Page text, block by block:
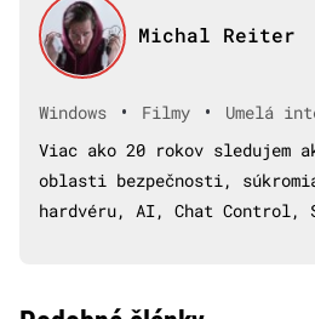
Michal Reiter
Windows • Filmy •
Umelá
Viac ako 20 rokov sledujem
oblasti bezpečnosti,
hardvéru, AI, Chat Control,